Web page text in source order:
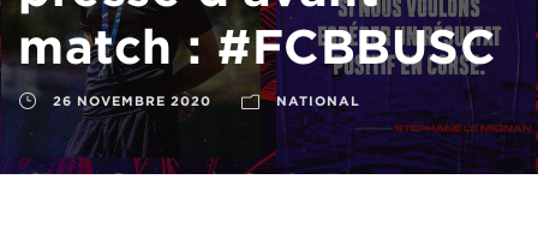
match : #FCBBUSC
26 NOVEMBRE 2020 NATIONAL